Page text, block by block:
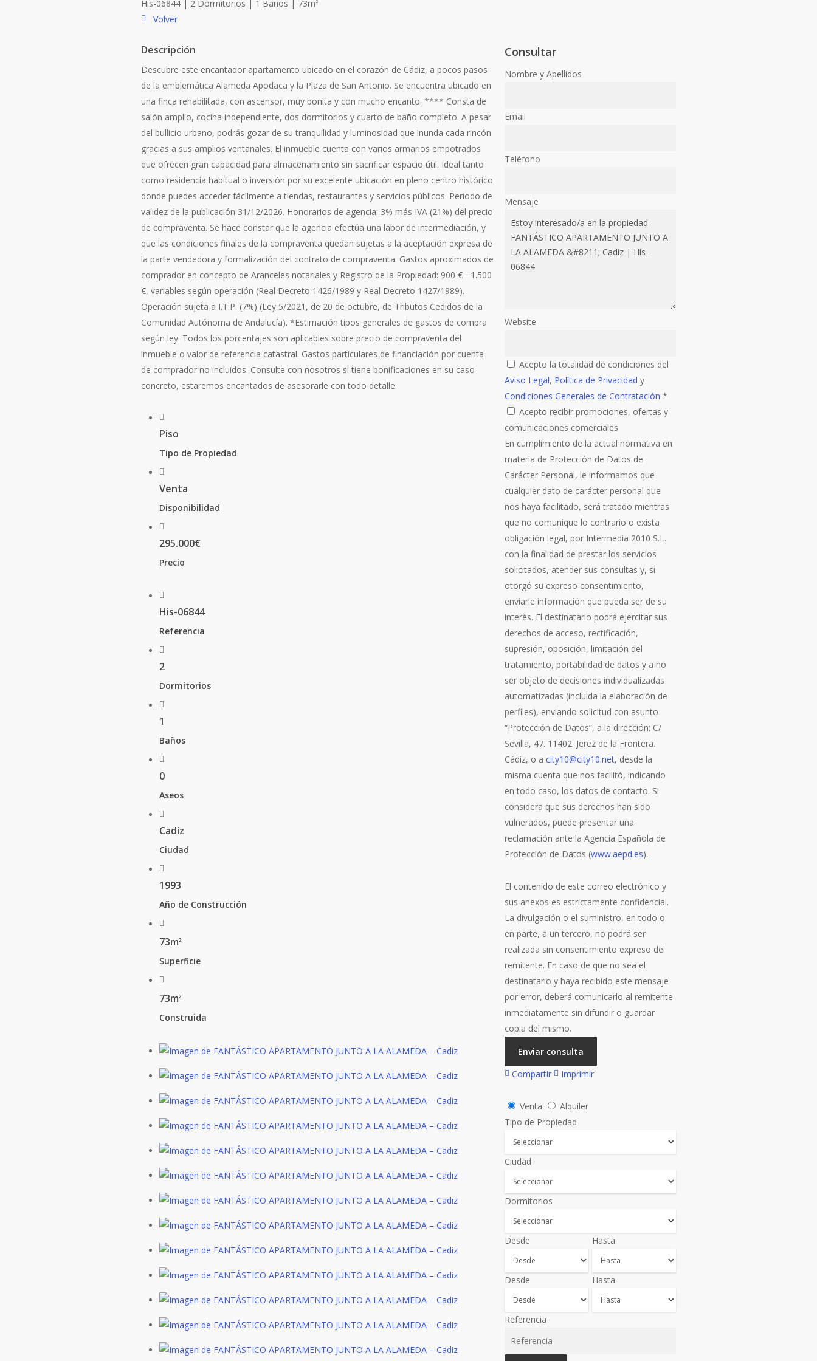
His-06844 | 2 Dormitorios | 1 Baños | 73m2
Volver
Descripción
Descubre este encantador apartamento ubicado en el corazón de Cádiz, a pocos pasos
de la emblemática Alameda Apodaca y la Plaza de San Antonio. Se encuentra ubicado en
una finca rehabilitada, con ascensor, muy bonita y con mucho encanto. **** Consta de
salón amplio, cocina independiente, dos dormitorios y cuarto de baño completo. A pesar
del bullicio urbano, podrás gozar de su tranquilidad y luminosidad que inunda cada rincón
gracias a sus amplios ventanales. El inmueble cuenta con varios armarios empotrados
que ofrecen gran capacidad para almacenamiento sin sacrificar espacio útil. Ideal tanto
como residencia habitual o inversión por su excelente ubicación en pleno centro histórico
donde puedes acceder fácilmente a tiendas, restaurantes y servicios públicos. Periodo de
validez de la publicación 31/12/2026. Honorarios de agencia: 3% más IVA (21%) del precio
de compraventa. Se hace constar que la agencia efectúa una labor de intermediación, y
que las condiciones finales de la compraventa quedan sujetas a la aceptación expresa de
la parte vendedora y formalización del contrato de compraventa. Gastos aproximados de
comprador en concepto de Aranceles notariales y Registro de la Propiedad: 900 € - 1.500
€, variables según operación (Real Decreto 1426/1989 y Real Decreto 1427/1989).
Operación sujeta a I.T.P. (7%) (Ley 5/2021, de 20 de octubre, de Tributos Cedidos de la
Comunidad Autónoma de Andalucía). *Estimación tipos generales de gastos de compra
según ley. Todos los porcentajes son aplicables sobre precio de compraventa del
inmueble o valor de referencia catastral. Gastos particulares de financiación por cuenta
de comprador no incluidos. Consulte con nosotros si tiene bonificaciones en su caso
concreto, estaremos encantados de asesorarle con todo detalle.
Piso
Tipo de Propiedad
Venta
Disponibilidad
295.000€
Precio
His-06844
Referencia
2
Dormitorios
1
Baños
0
Aseos
Cadiz
Ciudad
1993
Año de Construcción
73m2
Superficie
73m2
Construida
Consultar
Nombre y Apellidos
Email
Teléfono
Mensaje
Website
Acepto la totalidad de condiciones del
Aviso Legal, Política de Privacidad y
Condiciones Generales de Contratación *
Acepto recibir promociones, ofertas y
comunicaciones comerciales
En cumplimiento de la actual normativa en
materia de Protección de Datos de
Carácter Personal, le informamos que
cualquier dato de carácter personal que
nos haya facilitado, será tratado mientras
que no comunique lo contrario o exista
obligación legal, por Intermedia 2010 S.L.
con la finalidad de prestar los servicios
solicitados, atender sus consultas y, si
otorgó su expreso consentimiento,
enviarle información que pueda ser de su
interés. El destinatario podrá ejercitar sus
derechos de acceso, rectificación,
supresión, oposición, limitación del
tratamiento, portabilidad de datos y a no
ser objeto de decisiones individualizadas
automatizadas (incluida la elaboración de
perfiles), enviando solicitud con asunto
“Protección de Datos”, a la dirección: C/
Sevilla, 47. 11402. Jerez de la Frontera.
Cádiz, o acity10@city10.net, desde la
misma cuenta que nos facilitó, indicando
en todo caso, los datos de contacto. Si
considera que sus derechos han sido
vulnerados, puede presentar una
reclamación ante la Agencia Española de
Protección de Datos (www.aepd.es).
El contenido de este correo electrónico y
sus anexos es estrictamente confidencial.
La divulgación o el suministro, en todo o
en parte, a un tercero, no podrá ser
realizada sin consentimiento expreso del
remitente. En caso de que no sea el
destinatario y haya recibido este mensaje
por error, deberá comunicarlo al remitente
inmediatamente sin difundir o guardar
copia del mismo.
Enviar consulta
Compartir
Imprimir
Venta
Alquiler
Tipo de Propiedad
Ciudad
Dormitorios
Desde Hasta
Desde Hasta
Referencia